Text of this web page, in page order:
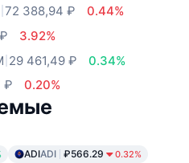
72 388,94 ₽
0.44%
3.92%
29 461,49 ₽
0.34%
₽ 0.20%
ADIADI ₽566.29 0.32%